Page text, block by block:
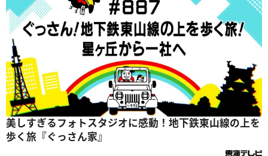
美しすぎるフォトスタジオに感動！地下鉄東山線の上を
歩く旅『ぐっさん家』